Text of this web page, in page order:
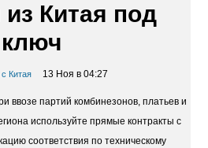
Китая под
ключ
Китая 13 Ноя в 04:27
ввозе партий комбинезонов, платьев и
используйте прямые контракты с
соответствия по техническому